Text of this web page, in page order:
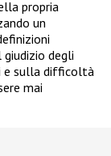
propria
un
degli
e sulla difficoltà
mai